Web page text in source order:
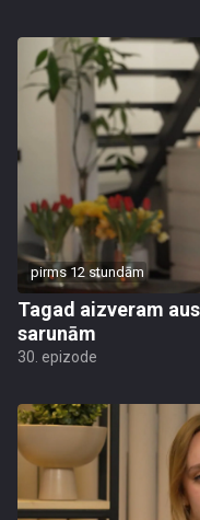
pirms 12 stundām
Tagad aizveram
sarunām
30. epizode